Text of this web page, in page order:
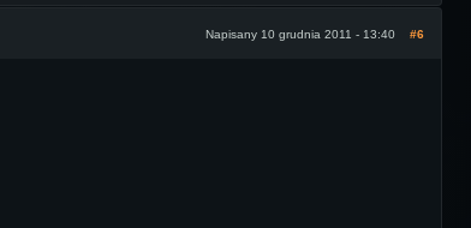
Napisany 10 grudnia 2011 - 13:40 #6